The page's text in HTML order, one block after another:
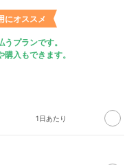
にオススメ
プランです。
入もできます。